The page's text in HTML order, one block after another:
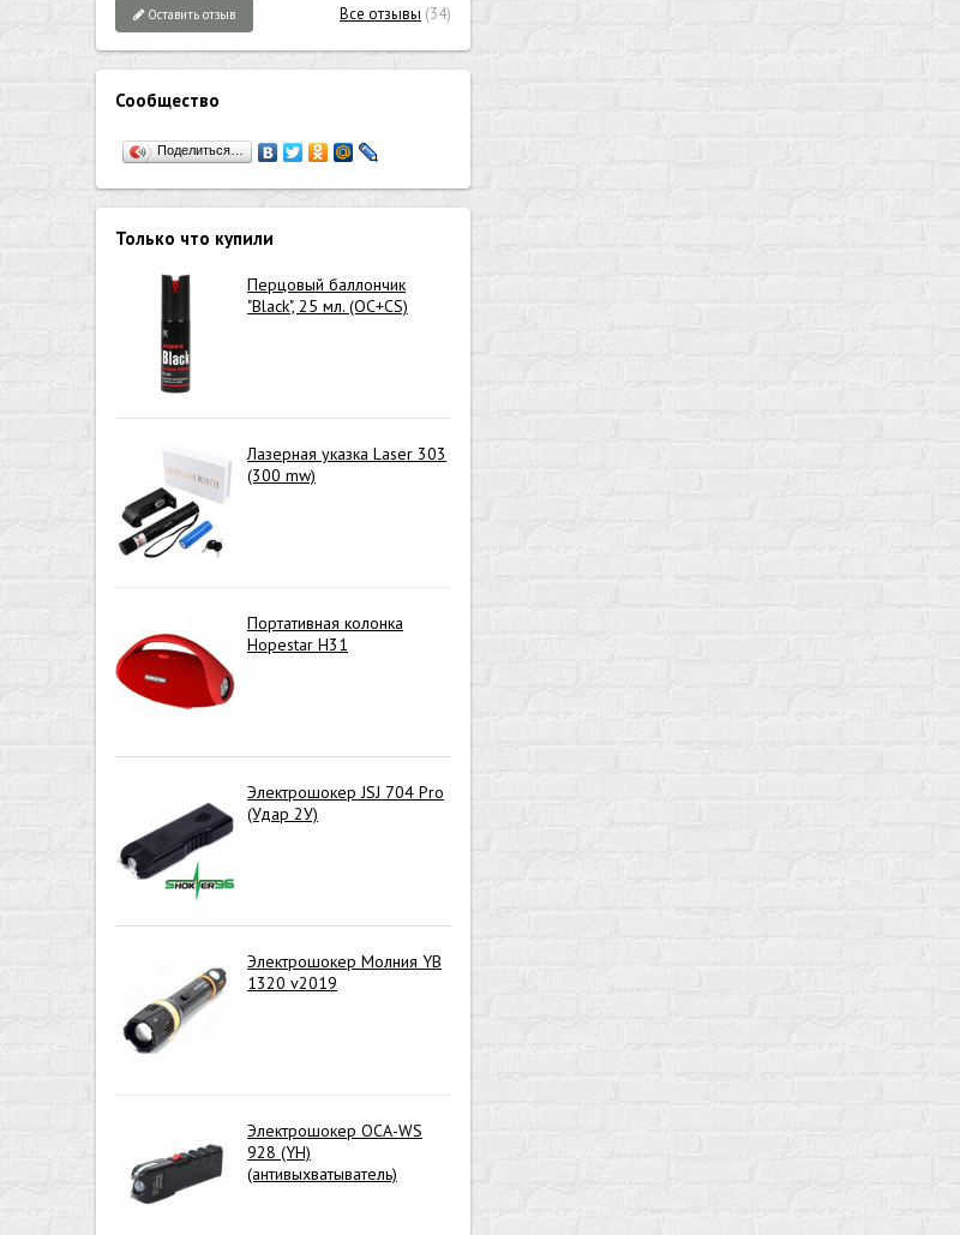
Оставить отзыв Все отзывы (34)
Сообщество
Поделиться…
Только что купили
Перцовый баллончик
"Black", 25 мл. (OC+CS)
Лазерная указка Laser 303
(300 mw)
Портативная колонка
Hopestar H31
Электрошокер JSJ 704 Pro
(Удар 2У)
Электрошокер Молния YB
1320 v2019
Электрошокер ОСА-WS
928 (YH)
(антивыхватыватель)